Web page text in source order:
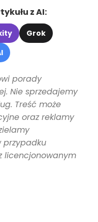
z AI:
Grok
porady
Nie sprzedajemy
Treść może
oraz reklamy
licencjonowanym